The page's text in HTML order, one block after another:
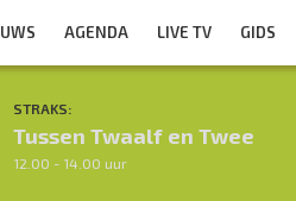
AGENDA LIVE TV GIDS
STRAKS:
Tussen Twaalf en Twee
12.00 - 14.00 uur